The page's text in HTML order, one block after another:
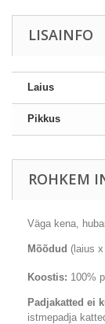
LISAINFO
Laius
Pikkus
ROHKEM
Väga kena,
Mõõdud (laius
Koostis: 100%
Padjakatted ei
istmepadja